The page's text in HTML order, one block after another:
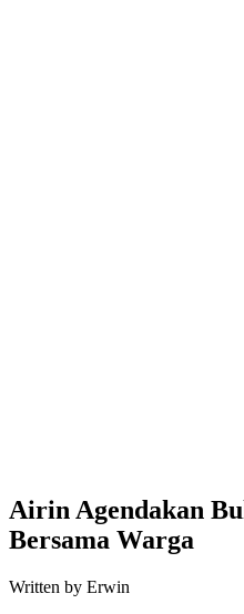
Airin Agendakan
Bersama Warga
Written by Erwin